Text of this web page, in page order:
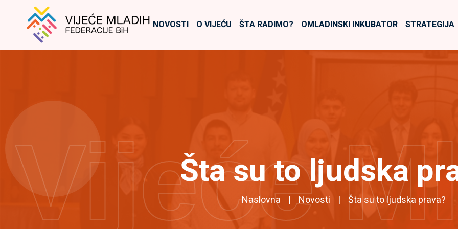
NOVOSTI O VIJEĆU ŠTA RADIMO? OMLADINSKI INKUBATOR STRATEGIJA
Šta su to ljudska
Naslovna Novosti Šta su to ljudska prava?
Vijeće